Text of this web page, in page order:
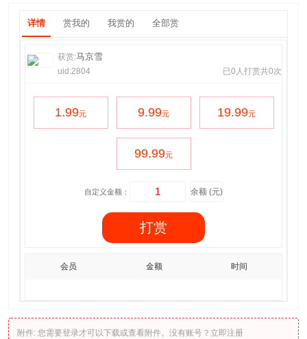
详情 赏我的 我赏的 全部赏
获赏:马京雪
已0人打赏共0次
uid:2804
1.99元 9.99元 19.99元
99.99元
自定义金额：
打赏
会员 金额 时间
附件: 您需要登录才可以下载或查看附件。没有账号？ 立即注册